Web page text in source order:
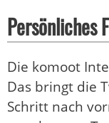
Persönliches
Die komoot
Das bringt die
Schritt nach